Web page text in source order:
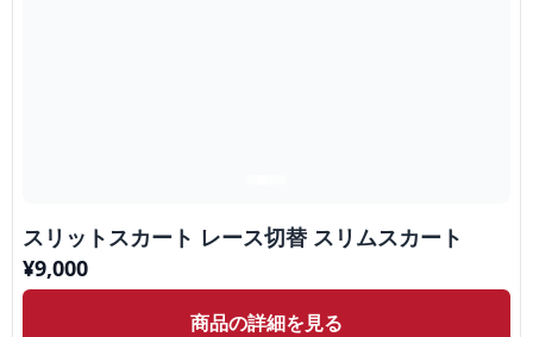
スリットスカート レース切替 スリムスカート
¥9,000
商品の詳細を見る